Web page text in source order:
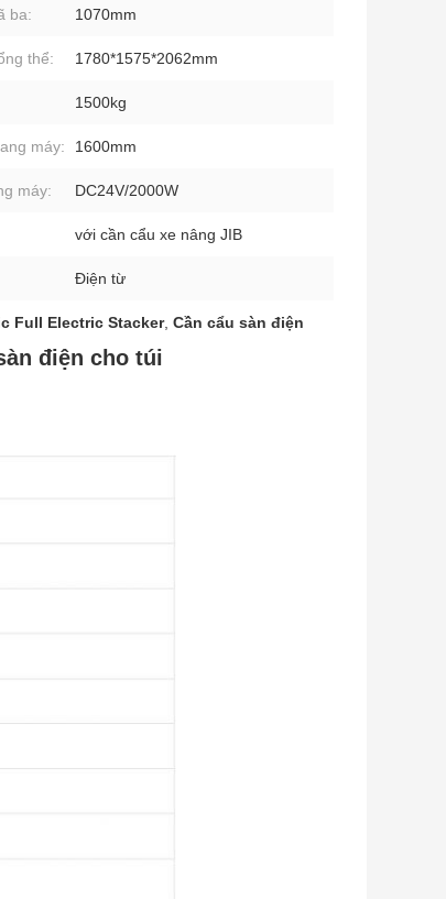
ba: 1070mm
thể: 1780*1575*2062mm
1500kg
máy: 1600mm
máy: DC24V/2000W
với cần cẩu xe nâng JIB
Điện từ
Full Electric Stacker, Cần cẩu sàn điện
điện cho túi